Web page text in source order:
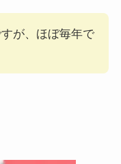
が、ほぼ毎年で